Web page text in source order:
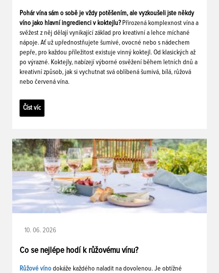
Pohár vína sám o sobě je vždy potěšením, ale vyzkoušeli jste někdy
víno jako hlavní ingredienci v koktejlu? Přirozená komplexnost vína a
svěžest z něj dělají vynikající základ pro kreativní a lehce míchané
nápoje. Ať už upřednostňujete šumivé, ovocné nebo s nádechem
pepře, pro každou příležitost existuje vinný koktejl. Od klasických až
po výrazné. Koktejly, nabízejí výborné osvěžení během letních dnů a
kreativní způsob, jak si vychutnat svá oblíbená šumivá, bílá, růžová
nebo červená vína.
Číst víc
10. 06. 2026
Co se nejlépe hodí k růžovému vínu?
Růžové víno dokáže každého naladit na dovolenou. Je obtížné